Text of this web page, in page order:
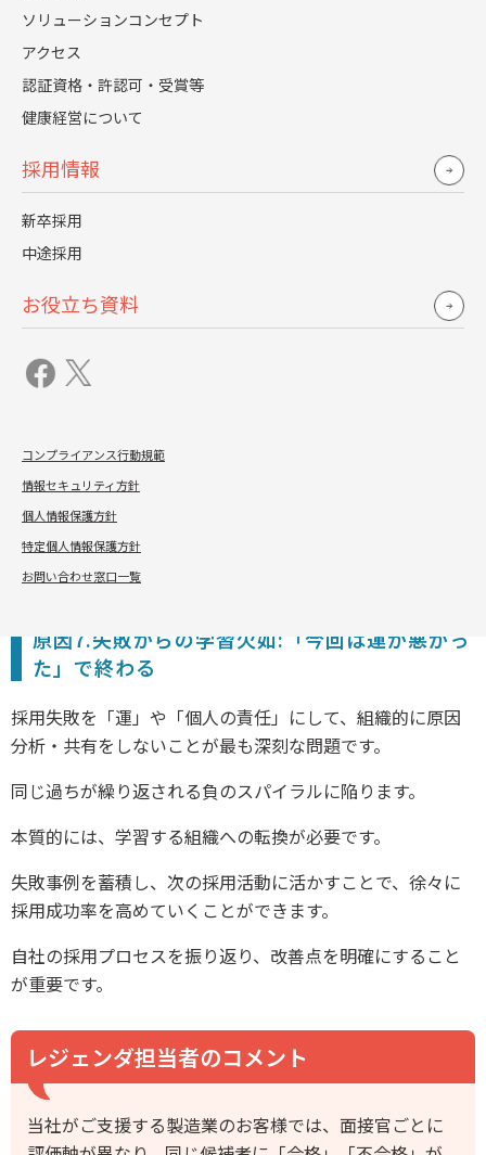
ソリューションコンセプト
アクセス
認証資格・許認可・受賞等
健康経営について
採用情報
新卒採用
中途採用
お役立ち資料
コンプライアンス行動規範
情報セキュリティ方針
個人情報保護方針
特定個人情報保護方針
お問い合わせ窓口一覧
入社後6ヵ月以内の離職は、オンボーディングの失敗が原因
のケースが考えられます。
新入社員がスムーズに業務に適応できるよう、段階的な目
標設定とフォロー体制を整えることが、企業にとっての重
人材確保だけでなく、定着までを見据えた仕組みづくりが
求められます。
内定通知後、入社日まで何の連絡もない状態は、内定者の
不安を増大させ、内定辞退や他社流出を招きます。
この期間に定期的なコミュニケーションを取り、企業への
期待感を高めることで、内定辞退を防げます。
方法としては、定期的な連絡や先輩社員との面談などが効
果的です。
原因7.失敗からの学習欠如:「今回は運が悪かっ
た」で終わる
採用失敗を「運」や「個人の責任」にして、組織的に原因
分析・共有をしないことが最も深刻な問題です。
同じ過ちが繰り返される負のスパイラルに陥ります。
本質的には、学習する組織への転換が必要です。
失敗事例を蓄積し、次の採用活動に活かすことで、徐々に
採用成功率を高めていくことができます。
自社の採用プロセスを振り返り、改善点を明確にすること
が重要です。
レジェンダ担当者のコメント
当社がご支援する製造業のお客様では、面接官ごとに